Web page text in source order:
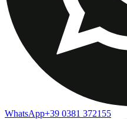
WhatsApp+39 0381 372155